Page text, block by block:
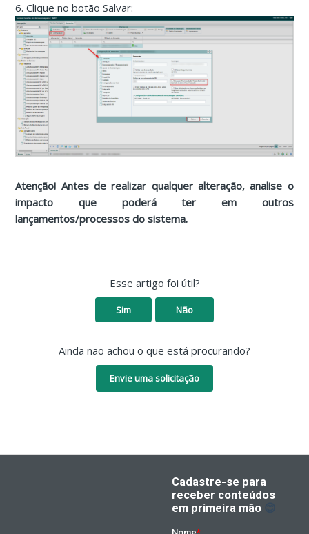
6. Clique no botão Salvar:
Atenção! Antes de realizar qualquer alteração, analise o
impacto que poderá ter em outros
lançamentos/processos do sistema.
Esse artigo foi útil?
Sim Não
Ainda não achou o que está procurando?
Envie uma solicitação